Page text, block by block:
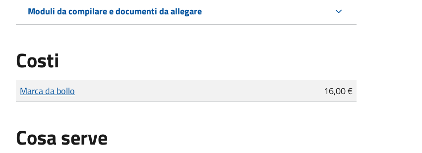
Moduli da compilare e documenti da allegare
Costi
Tipo di pagamento
Importo
Marca da bollo 16,00 €
Cosa serve